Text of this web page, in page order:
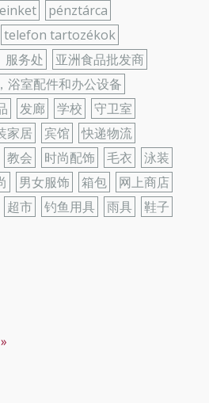
pénztárca
telefon tartozékok
服务处
亚洲食品批发商
浴室配件和办公设备
发廊 学校
守卫室
家居 宾馆
快递物流
教会 时尚配饰 毛衣
泳装
男女服饰 箱包
网上商店
超市 钓鱼用具 雨具
鞋子